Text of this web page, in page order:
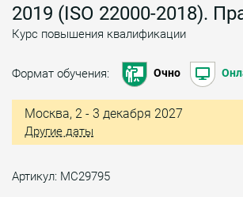
2019 (ISO 22000-2018).
Курс повышения квалификации
Формат обучения: Очно
Москва, 2 - 3 декабря 2027
Другие даты
Артикул: МС29795